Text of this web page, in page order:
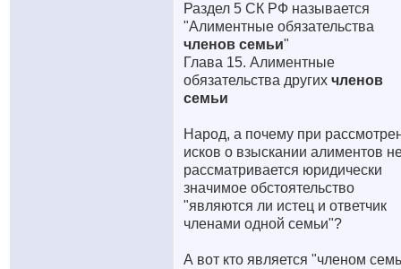
Раздел 5 СК РФ называется
"Алиментные обязательства
членов семьи"
Глава 15. Алиментные
обязательства других членов
семьи
Народ, а почему при
исков о взыскании алиментов
рассматривается юридически
значимое обстоятельство
"являются ли истец и ответчик
членами одной семьи"?
А вот кто является "членом